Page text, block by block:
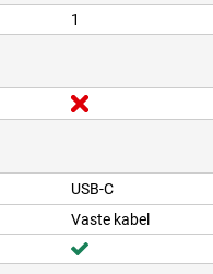
1
USB-C
Vaste kabel